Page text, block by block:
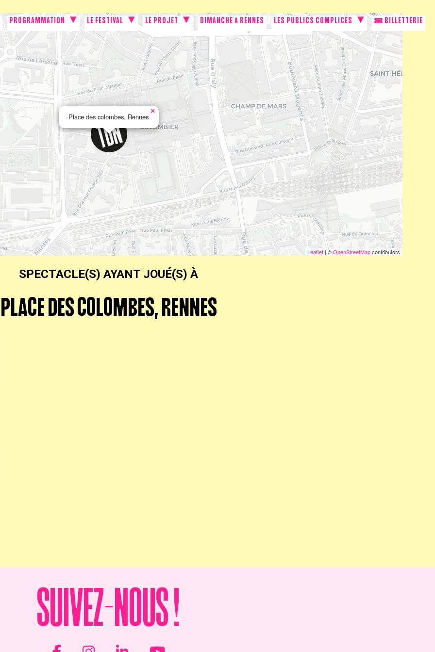
PROGRAMMATION LE FESTIVAL LE PROJET DIMANCHE À RENNES LES PUBLICS COMPLICES
BILLETTERIE
Place des colombes, Rennes
×
Leaflet| ©OpenStreetMapcontributors
SPECTACLE(S) AYANT JOUÉ(S) À
PLACE DES COLOMBES, RENNES
Suivez-nous !